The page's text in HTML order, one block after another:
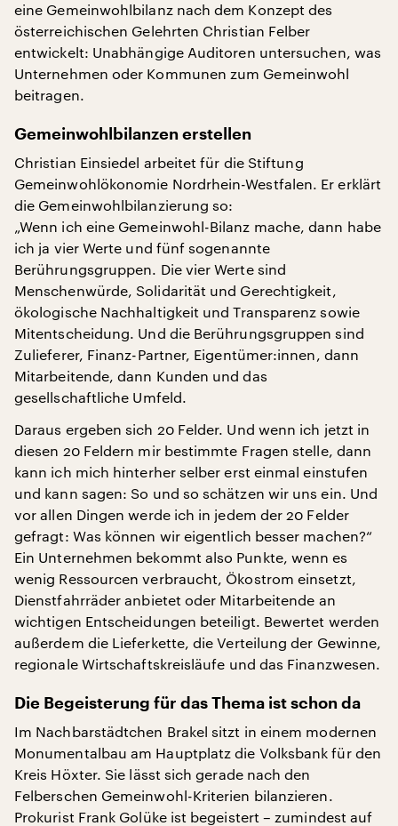
eine Gemeinwohlbilanz nach dem Konzept des
österreichischen Gelehrten Christian Felber
entwickelt: Unabhängige Auditoren untersuchen, was
Unternehmen oder Kommunen zum Gemeinwohl
beitragen.
Gemeinwohlbilanzen erstellen
Christian Einsiedel arbeitet für die Stiftung
Gemeinwohlökonomie Nordrhein-Westfalen. Er erklärt
die Gemeinwohlbilanzierung so:
„Wenn ich eine Gemeinwohl-Bilanz mache, dann habe
ich ja vier Werte und fünf sogenannte
Berührungsgruppen. Die vier Werte sind
Menschenwürde, Solidarität und Gerechtigkeit,
ökologische Nachhaltigkeit und Transparenz sowie
Mitentscheidung. Und die Berührungsgruppen sind
Zulieferer, Finanz-Partner, Eigentümer:innen, dann
Mitarbeitende, dann Kunden und das
gesellschaftliche Umfeld.
Daraus ergeben sich 20 Felder. Und wenn ich jetzt in
diesen 20 Feldern mir bestimmte Fragen stelle, dann
kann ich mich hinterher selber erst einmal einstufen
und kann sagen: So und so schätzen wir uns ein. Und
vor allen Dingen werde ich in jedem der 20 Felder
gefragt: Was können wir eigentlich besser machen?“
Ein Unternehmen bekommt also Punkte, wenn es
wenig Ressourcen verbraucht, Ökostrom einsetzt,
Dienstfahrräder anbietet oder Mitarbeitende an
wichtigen Entscheidungen beteiligt. Bewertet werden
außerdem die Lieferkette, die Verteilung der Gewinne,
regionale Wirtschaftskreisläufe und das Finanzwesen.
Die Begeisterung für das Thema ist schon da
Im Nachbarstädtchen Brakel sitzt in einem modernen
Monumentalbau am Hauptplatz die Volksbank für den
Kreis Höxter. Sie lässt sich gerade nach den
Felberschen Gemeinwohl-Kriterien bilanzieren.
Prokurist Frank Golüke ist begeistert – zumindest auf